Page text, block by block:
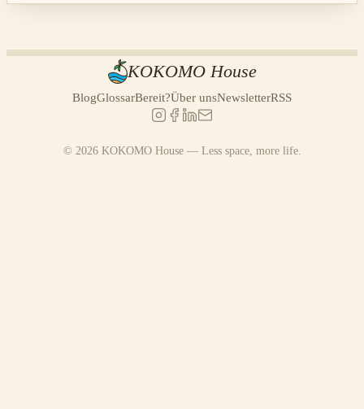
KOKOMO House
BlogGlossarBereit?Über unsNewsletterRSS
© 2026 KOKOMO House — Less space, more life.